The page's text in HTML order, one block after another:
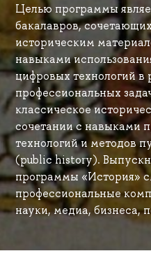
Целью программы
бакалавров,
историческим
навыками
цифровых технологий в
профессиональных
классическое
сочетании с навыками
технологий и методов
(public history).
программы «История»
профессиональные
науки, медиа, бизнеса,